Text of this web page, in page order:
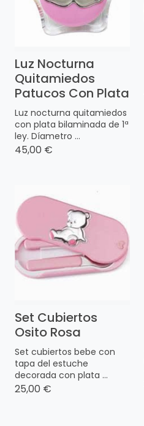
Luz Nocturna
Quitamiedos
Patucos Con Plata
Luz nocturna quitamiedos
con plata bilaminada de 1ª
ley. Díametro ...
45,00 €
Set Cubiertos
Osito Rosa
Set cubiertos bebe con
tapa del estuche
decorada con plata ...
25,00 €